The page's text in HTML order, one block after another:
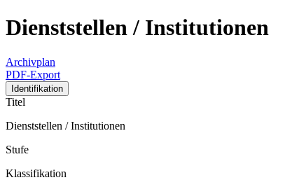
Dienststellen / Institutionen
Archivplan
PDF-Export
Identifikation
Titel
Dienststellen / Institutionen
Stufe
Klassifikation